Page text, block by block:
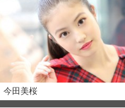
今田美桜